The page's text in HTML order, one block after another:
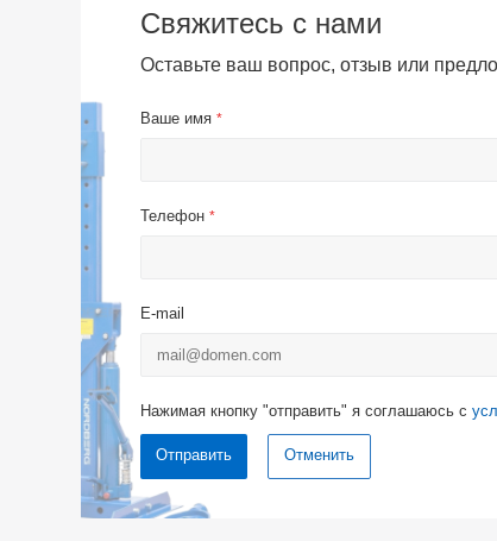
Свяжитесь с нами
Оставьте ваш вопрос, отзыв или
Ваше имя *
Телефон *
E-mail
Нажимая кнопку "отправить" я соглашаюсь с
Отменить